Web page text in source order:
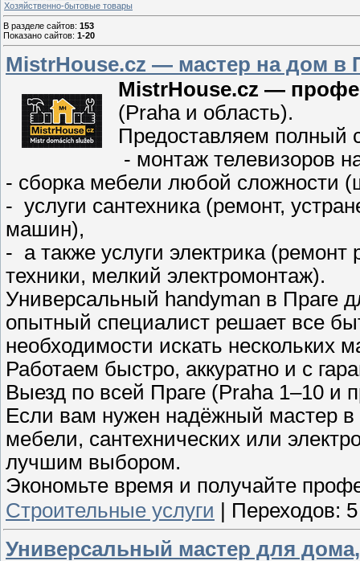
Хозяйственно-бытовые товары
В разделе сайтов: 153
Показано сайтов: 1-20
MistrHouse.cz — мастер на дом в
MistrHouse.cz —
(Praha и область).
Предоставляем полный
- монтаж телевизоров
- сборка мебели любой сложности
- услуги сантехника (ремонт,
машин),
- а также услуги электрика
техники, мелкий электромонтаж).
Универсальный handyman в Праге
опытный специалист решает все
необходимости искать нескольких
Работаем быстро, аккуратно и с
Выезд по всей Праге (Praha 1–10 и
Если вам нужен надёжный мастер в
мебели, сантехнических или
лучшим выбором.
Экономьте время и получайте
Строительные услуги
Переходов: 5
Универсальный мастер для